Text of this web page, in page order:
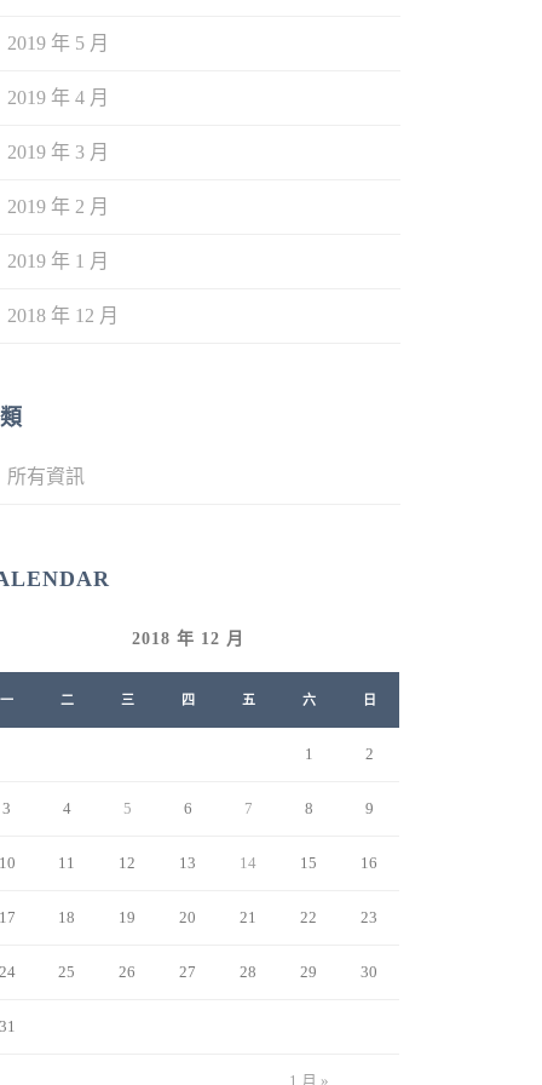
2019 年 5 月
2019 年 4 月
2019 年 3 月
2019 年 2 月
2019 年 1 月
2018 年 12 月
所有資訊
2018 年 12 月
一 二 三 四 五 六 日
1 月 »
1 2
3 4 5 6 7 8 9
11 12 13 14 15 16
18 19 20 21 22 23
25 26 27 28 29 30